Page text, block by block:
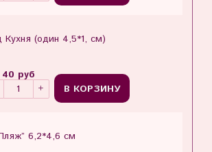
Кухня (один 4,5*1, см)
40 руб
В КОРЗИНУ
6,2*4,6 см